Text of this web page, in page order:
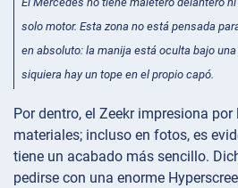
solo motor. Esta zona no está pensada
en absoluto: la manija está oculta bajo
siquiera hay un tope en el propio capó.
Por dentro, el Zeekr impresiona
materiales; incluso en fotos, es
tiene un acabado más sencillo.
pedirse con una enorme